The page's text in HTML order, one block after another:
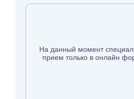
На данный момент
прием только в онлайн